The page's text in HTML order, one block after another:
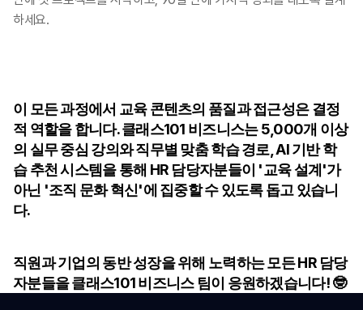
하세요.
이 모든 과정에서 교육 콘텐츠의 품질과 접근성은 결정
적 역할을 합니다. 클래스101 비즈니스는 5,000개 이상
의 실무 중심 강의와 직무별 맞춤 학습 경로, AI 기반 학
습 추천 시스템을 통해 HR 담당자분들이 '교육 설계'가
아닌 '조직 문화 혁신'에 집중할 수 있도록 돕고 있습니
다.
직원과 기업의 동반 성장을 위해 노력하는 모든 HR 담당
자분들을 클래스101 비즈니스 팀이 응원하겠습니다! 🤓